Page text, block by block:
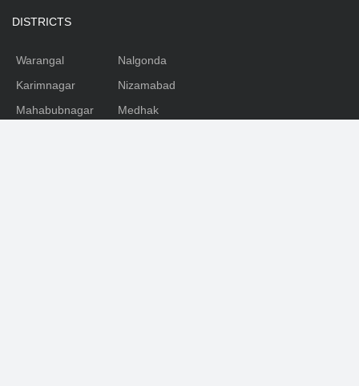
DISTRICTS
Warangal
Karimnagar
Mahabubnagar
Nalgonda
Nizamabad
Medhak